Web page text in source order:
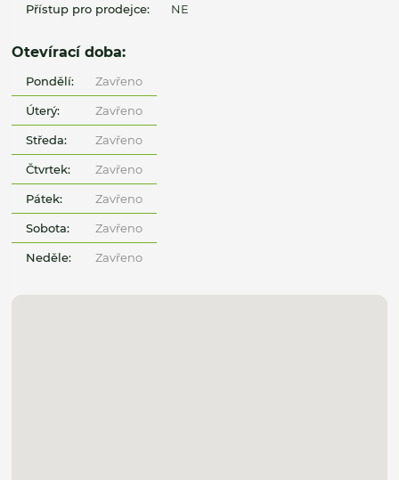
Přístup pro prodejce: NE
Otevírací doba:
Pondělí: Zavřeno
Úterý: Zavřeno
Středa: Zavřeno
Čtvrtek: Zavřeno
Pátek: Zavřeno
Sobota: Zavřeno
Neděle: Zavřeno